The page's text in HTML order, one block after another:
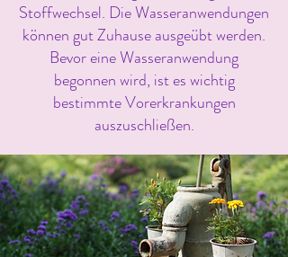
Stoffwechsel. Die Wasseranwendungen
können gut Zuhause ausgeübt werden.
Bevor eine Wasseranwendung
begonnen wird, ist es wichtig
bestimmte Vorerkrankungen
auszuschließen.